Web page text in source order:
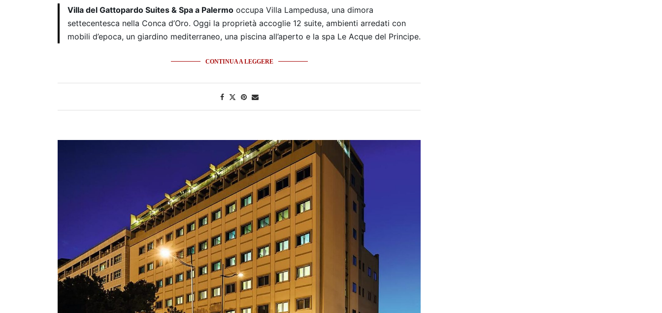
Villa del Gattopardo Suites & Spa a Palermo occupa Villa Lampedusa, una dimora
settecentesca nella Conca d’Oro. Oggi la proprietà accoglie 12 suite, ambienti arredati con
mobili d’epoca, un giardino mediterraneo, una piscina all’aperto e la spa Le Acque del Principe.
CONTINUA A LEGGERE